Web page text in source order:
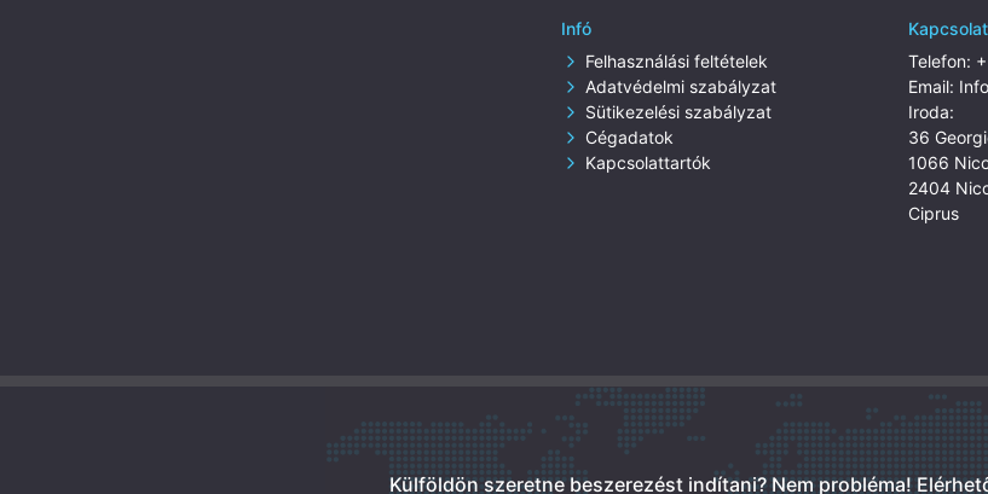
Infó
Felhasználási feltételek
Adatvédelmi szabályzat
Sütikezelési szabályzat
Cégadatok
Kapcsolattartók
Telefon:
Email:
Iroda:
36
1066
2404
Ciprus
Külföldön szeretne beszerezést indítani? Nem probléma!